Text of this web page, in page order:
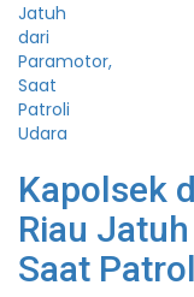
Kapolsek
Riau
Saat